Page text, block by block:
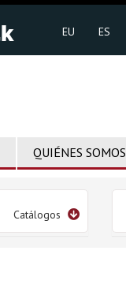
EU ES
QUIÉNES SOMOS
Catálogos